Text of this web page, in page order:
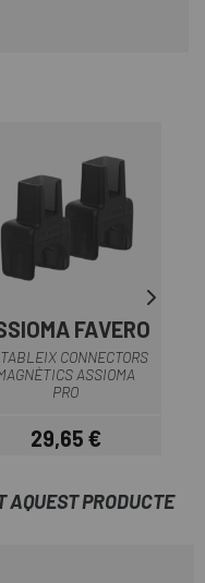
FAVERO
CONNECTORS
ASSIOMA
PRO
Preu
29,65 €
AQUEST PRODUCTE